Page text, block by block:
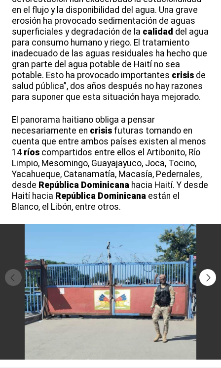
en el flujo y la disponibilidad del agua. Una grave
erosión ha provocado sedimentación de aguas
superficiales y degradación de la calidad del agua
para consumo humano y riego. El tratamiento
inadecuado de las aguas residuales ha hecho que
gran parte del agua potable de Haití no sea
potable. Esto ha provocado importantes crisis de
salud pública”, dos años después no hay razones
para suponer que esta situación haya mejorado.
El panorama haitiano obliga a pensar
necesariamente en crisis futuras tomando en
cuenta que entre ambos países existen al menos
14 ríos compartidos entre ellos el Artibonito, Río
Limpio, Mesomingo, Guayajayuco, Joca, Tocino,
Yacahueque, Catanamatía, Macasía, Pedernales,
desde República Dominicana hacia Haití. Y desde
Haití hacia República Dominicana están el
Blanco, el Libón, entre otros.